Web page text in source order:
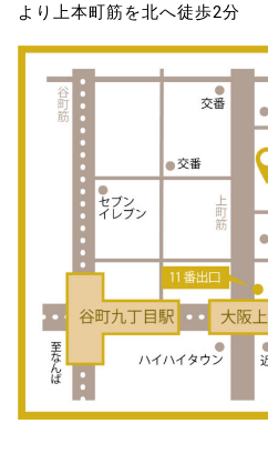
より上本町筋を北へ徒歩2分